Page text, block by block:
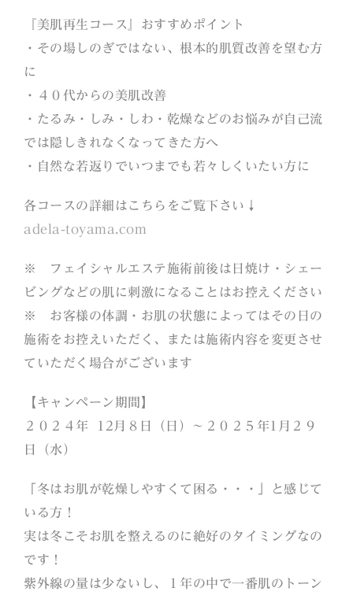
『美肌再生コース』おすすめポイント
・その場しのぎではない、根本的肌質改善を望む方
に
・４０代からの美肌改善
・たるみ・しみ・しわ・乾燥などのお悩みが自己流
では隠しきれなくなってきた方へ
・自然な若返りでいつまでも若々しくいたい方に
各コースの詳細はこちらをご覧下さい↓
adela-toyama.com
※ フェイシャルエステ施術前後は日焼け・シェー
ビングなどの肌に刺激になることはお控えください
※ お客様の体調・お肌の状態によってはその日の
施術をお控えいただく、または施術内容を変更させ
ていただく場合がございます
【キャンペーン期間】
２０２４年 12月８日（日）〜２０２５年1月２９
日（水）
「冬はお肌が乾燥しやすくて困る・・・」と感じて
いる方！
実は冬こそお肌を整えるのに絶好のタイミングなの
です！
紫外線の量は少ないし、１年の中で一番肌のトーン